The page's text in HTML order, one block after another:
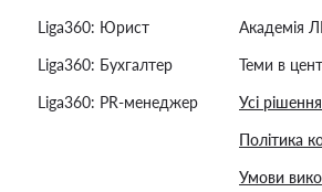
Liga360: Юрист
Liga360: Бухгалтер
Liga360: PR-менеджер
Академія
Теми в
Усі
Політика
Умови